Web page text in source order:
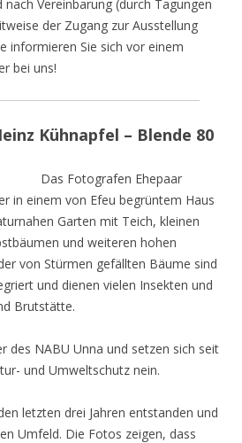
nach Vereinbarung (durch Tagungen
der Zugang zur Ausstellung
informieren Sie sich vor einem
bei uns!
Kühnapfel – Blende 80
Das Fotografen Ehepaar
in einem von Efeu begrüntem Haus
Garten mit Teich, kleinen
und weiteren hohen
von Stürmen gefällten Bäume sind
und dienen vielen Insekten und
Brutstätte.
des NABU Unna und setzen sich seit
und Umweltschutz nein.
letzten drei Jahren entstanden und
Umfeld. Die Fotos zeigen, dass